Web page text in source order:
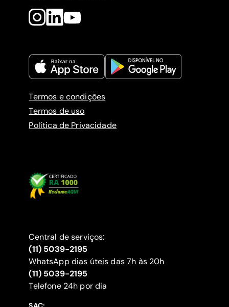
Termos e condições
Termos de uso
Política de Privacidade
Central de serviços:
(11) 5039-2195
WhatsApp dias úteis das 7h às 20h
(11) 5039-2195
‍Telefone 24h por dia